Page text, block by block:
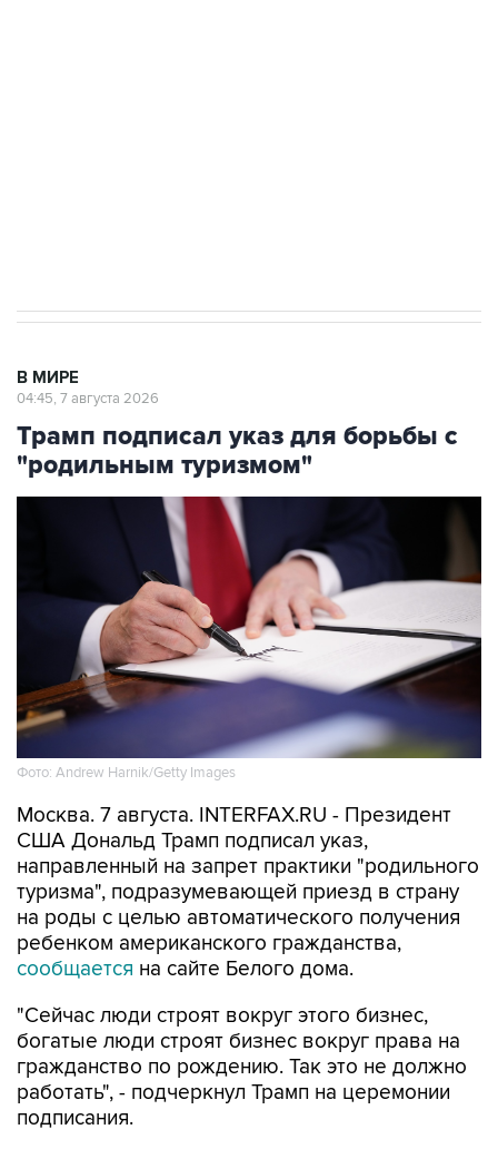
В МИРЕ
04:45, 7 августа 2026
Трамп подписал указ для борьбы с
"родильным туризмом"
Фото: Andrew Harnik/Getty Images
Москва. 7 августа. INTERFAX.RU - Президент
США Дональд Трамп подписал указ,
направленный на запрет практики "родильного
туризма", подразумевающей приезд в страну
на роды с целью автоматического получения
ребенком американского гражданства,
сообщается на сайте Белого дома.
"Сейчас люди строят вокруг этого бизнес,
богатые люди строят бизнес вокруг права на
гражданство по рождению. Так это не должно
работать", - подчеркнул Трамп на церемонии
подписания.